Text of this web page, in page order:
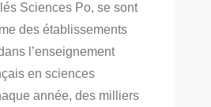
Sciences Po, se sont
des établissements
l’enseignement
en sciences
année, des milliers